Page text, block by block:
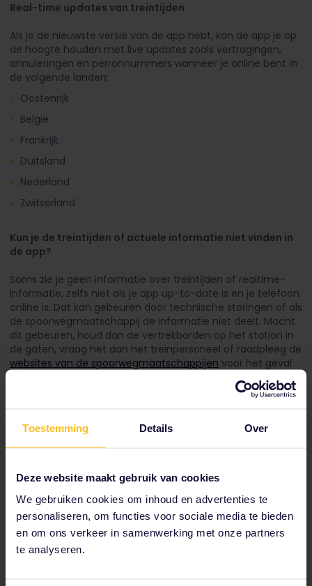
Toestemming Details Over
Deze website maakt gebruik van cookies
We gebruiken cookies om inhoud en advertenties te
personaliseren, om functies voor sociale media te bieden
en om ons verkeer in samenwerking met onze partners
te analyseren.
Real-time updates van treintijden
Als je de nieuwste versie van de app hebt, kan de app je op
de hoogte houden met live updates zoals vertragingen,
annuleringen en perronnummers wanneer je online bent in
de volgende landen:
Oostenrijk
België
Frankrijk
Duitsland
Nederland
Zwitserland
Kun je de treintijden of actuele informatie niet vinden in
de app?
Soms zie je geen informatie over treintijden of realtime-
informatie, zelfs niet als je app up-to-date is en je telefoon
online is. Dat kan gebeuren door technische storingen of als
de spoorwegmaatschappij de informatie niet deelt. Mocht
dit gebeuren, houd dan de vertrekborden op het station in
de gaten, vraag het aan het treinpersoneel of raadpleeg de
websites van de spoorwegmaatschappijen voor het geval
Tot onze partners behoren